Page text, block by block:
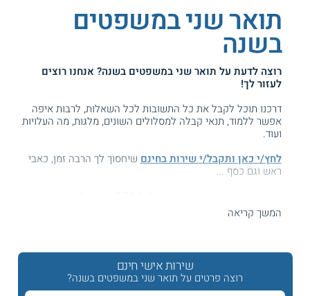
תואר שני במשפטים
בשנה
רוצה לדעת על תואר שני במשפטים בשנה? אנחנו רוצים
לעזור לך!
דרכנו תוכל לקבל את כל התשובות לכל השאלות, לרבות איפה
אפשר ללמוד, תנאי קבלה למסלולים השונים, מלגות, מה העלויות
ועוד.
לחץ/י כאן ותקבל/י שירות בחינם שיחסוך לך הרבה זמן, כאבי
ראש וגם כסף ...
עזרנו גם לך? דרג אותנו:
תואר שני במשפטים בשנה אחת
המשך קריאה
שירות אישי חינם
רוצה פרטים על תואר שני במשפטים בשנה?